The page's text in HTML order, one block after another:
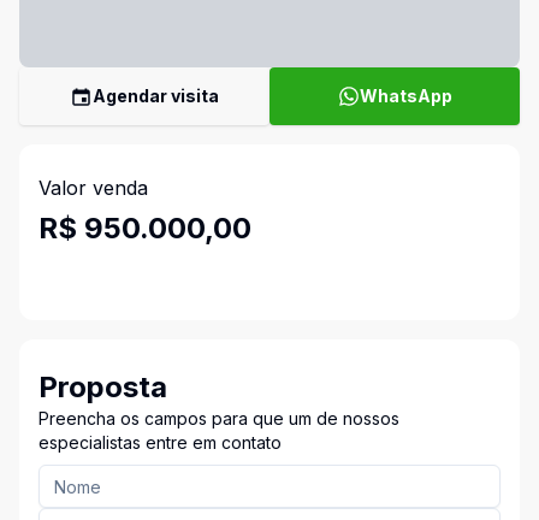
Agendar visita WhatsApp
Valor venda
R$ 950.000,00
Proposta
Preencha os campos para que um de nossos
especialistas entre em contato